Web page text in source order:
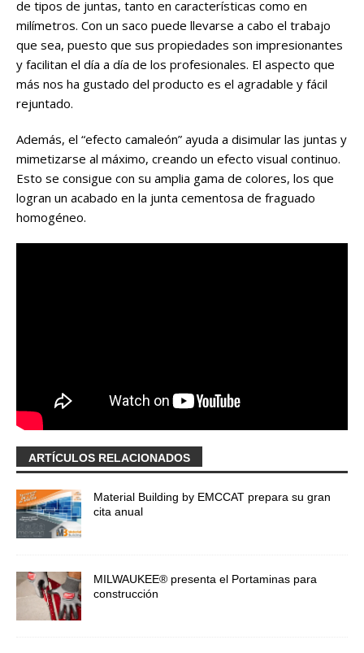
de tipos de juntas, tanto en características como en
milímetros. Con un saco puede llevarse a cabo el trabajo
que sea, puesto que sus propiedades son impresionantes
y facilitan el día a día de los profesionales. El aspecto que
más nos ha gustado del producto es el agradable y fácil
rejuntado.
Además, el “efecto camaleón” ayuda a disimular las juntas y
mimetizarse al máximo, creando un efecto visual continuo.
Esto se consigue con su amplia gama de colores, los que
logran un acabado en la junta cementosa de fraguado
homogéneo.
ARTÍCULOS RELACIONADOS
Material Building by EMCCAT prepara su gran
cita anual
MILWAUKEE® presenta el Portaminas para
construcción